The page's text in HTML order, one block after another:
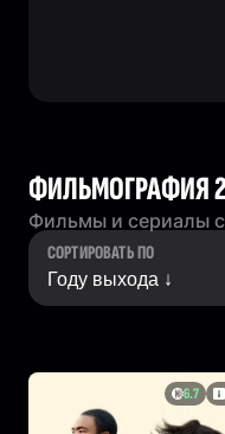
ФИЛЬМОГРАФИЯ
Фильмы и сериалы
СОРТИРОВАТЬ ПО
6.7